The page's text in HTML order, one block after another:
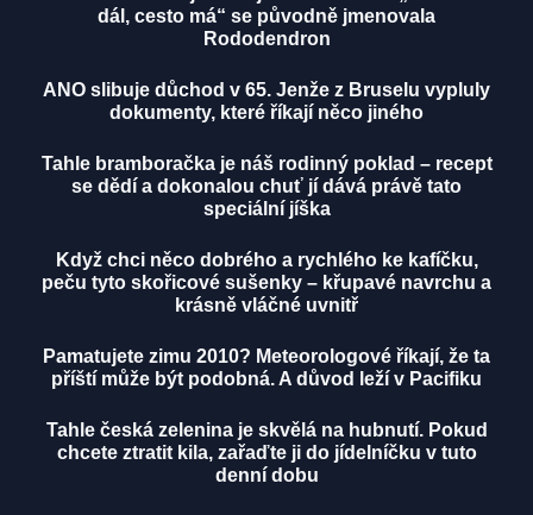
dál, cesto má“ se původně jmenovala
Rododendron
ANO slibuje důchod v 65. Jenže z Bruselu vypluly
dokumenty, které říkají něco jiného
Tahle bramboračka je náš rodinný poklad – recept
se dědí a dokonalou chuť jí dává právě tato
speciální jíška
Když chci něco dobrého a rychlého ke kafíčku,
peču tyto skořicové sušenky – křupavé navrchu a
krásně vláčné uvnitř
Pamatujete zimu 2010? Meteorologové říkají, že ta
příští může být podobná. A důvod leží v Pacifiku
Tahle česká zelenina je skvělá na hubnutí. Pokud
chcete ztratit kila, zařaďte ji do jídelníčku v tuto
denní dobu